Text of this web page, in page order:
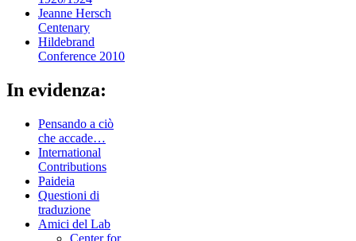
Jeanne Hersch
Centenary
Hildebrand
Conference 2010
In evidenza:
Pensando a ciò
che accade…
International
Contributions
Paideia
Questioni di
traduzione
Amici del Lab
Center for